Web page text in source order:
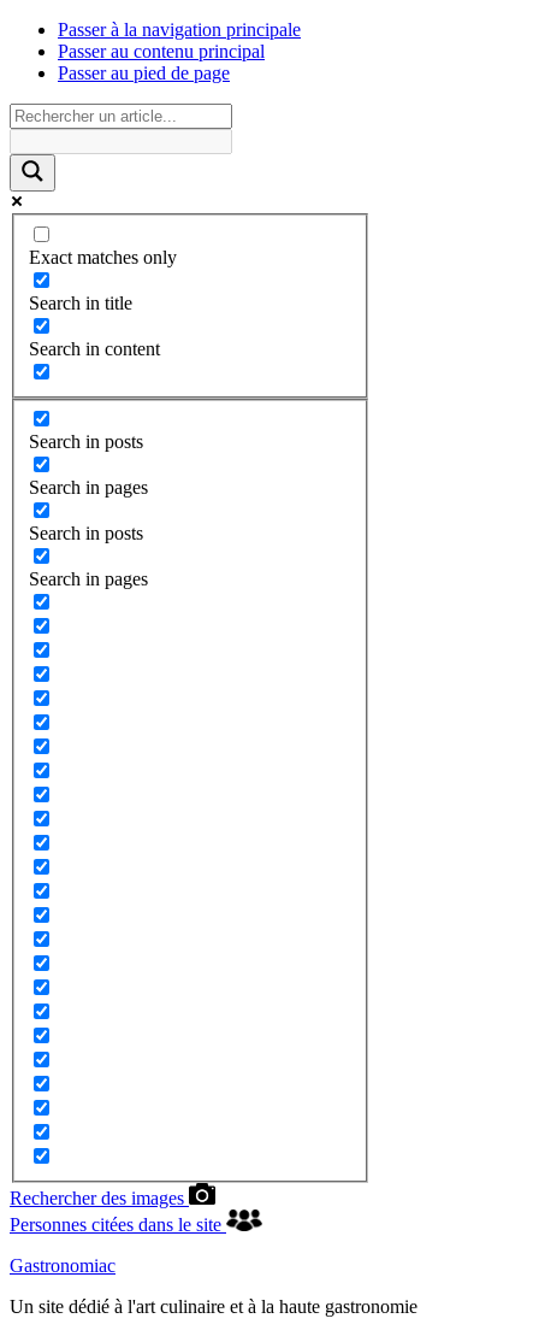
Passer à la navigation principale
Passer au contenu principal
Passer au pied de page
Exact matches only
Search in title
Search in content
Search in posts
Search in pages
Search in posts
Search in pages
Rechercher des images
Personnes citées dans le site
Gastronomiac
Un site dédié à l'art culinaire et à la haute gastronomie